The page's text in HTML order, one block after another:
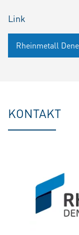
Link
Rheinmetall
KONTAKT